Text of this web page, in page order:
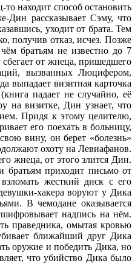
находит способ остановить
Дин рассказывает Сэму, что
уходит от брата. Тем
получив отказ, исчез. Позже
братьям не известно до 7
от жнеца, пришедшего
вызванных Люцифером,
выпадает визитная карточка
падает не случайно, её
на визитке, Дин узнает, что
Придя к этому целителю,
его поехать в больницу,
вину, он берет «болезнь»
охоту на Левиафанов.
жнеца, от этого злится Дин.
приходит письмо от
жесткий диск с его
хакера воруют у Дика
В чемодане оказывается
надпись на нём.
праведника, омытая кровью
ближайший друг Дика
оружие и победить Дика, но
что убийство Дика было